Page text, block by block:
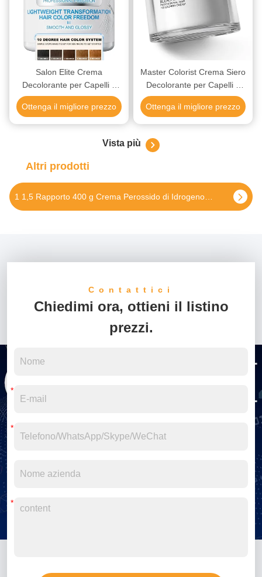
l'acquisto all'ingrosso può beneficiare di politiche
preferenziali a livelli, aiutando le aziende a controllare i costi
e migliorare i margini di profitto; design della bocca della
bottiglia sigillata per una facile conservazione e riduzione
degli sprechi.
Salon Elite Crema
Decolorante per Capelli –
Consistenza tripla crema,
Formula di Applicazione
Professionale Antigoccia
Ottenga il migliore prezzo
Master Colorist Crema Siero
Decolorante per Capelli –
Tecnologia di Controllo di
Precisione, Sollevamento
Prevedibile per Lavori di
Colore Complessi 300g
Ottenga il migliore prezzo
Vista più
Altri prodotti
Cruelty Free White Color Freedom Cream Bleach private label per tutti i tipi di capelli
Contattici
Chiedimi ora, ottieni il listino
prezzi.